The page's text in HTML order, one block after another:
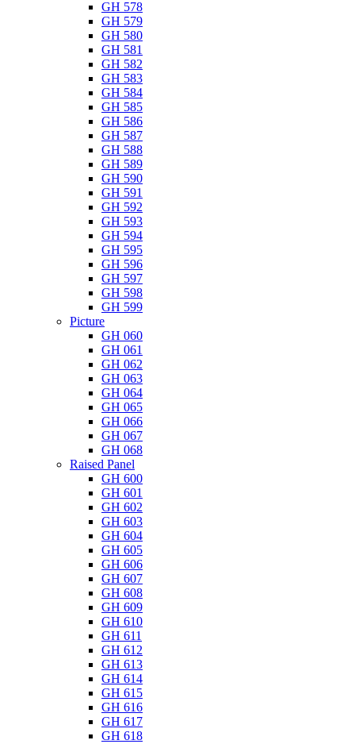
GH 578
GH 579
GH 580
GH 581
GH 582
GH 583
GH 584
GH 585
GH 586
GH 587
GH 588
GH 589
GH 590
GH 591
GH 592
GH 593
GH 594
GH 595
GH 596
GH 597
GH 598
GH 599
Picture
GH 060
GH 061
GH 062
GH 063
GH 064
GH 065
GH 066
GH 067
GH 068
Raised Panel
GH 600
GH 601
GH 602
GH 603
GH 604
GH 605
GH 606
GH 607
GH 608
GH 609
GH 610
GH 611
GH 612
GH 613
GH 614
GH 615
GH 616
GH 617
GH 618